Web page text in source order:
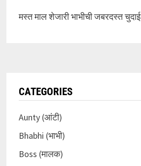
मस्त माल शेजारी भाभीची जबरदस्त चुदाई
CATEGORIES
Aunty (आंटी)
Bhabhi (भाभी)
Boss (मालक)